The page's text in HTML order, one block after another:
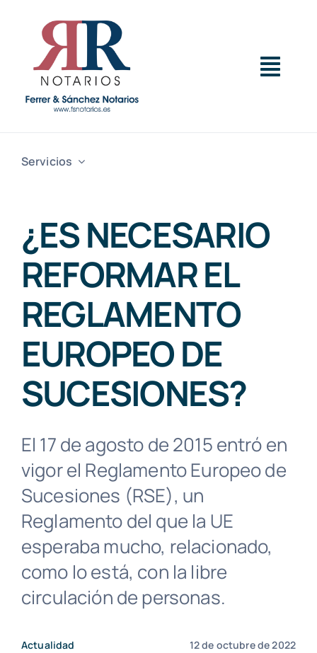
contenido
Sobre Nosotros
Actualidad
Buscar:
Servicios
¿ES NECESARIO
REFORMAR EL
REGLAMENTO
EUROPEO DE
SUCESIONES?
El 17 de agosto de 2015 entró en
vigor el Reglamento Europeo de
Sucesiones (RSE), un
Reglamento del que la UE
esperaba mucho, relacionado,
como lo está, con la libre
circulación de personas.
Actualidad 12 de octubre de 2022